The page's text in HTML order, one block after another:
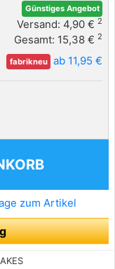
Günstiges Angebot
Versand: 4,90 € 2
Gesamt: 15,38 € 2
fabrikneu ab 11,95 €
zum Artikel